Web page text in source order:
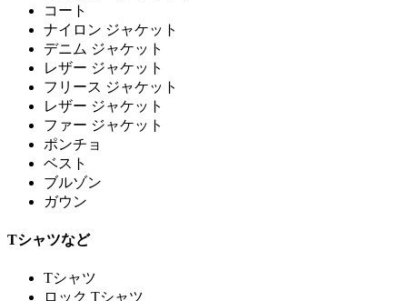
コート
ナイロン ジャケット
デニム ジャケット
レザー ジャケット
フリース ジャケット
レザー ジャケット
ファー ジャケット
ポンチョ
ベスト
ブルゾン
ガウン
Tシャツなど
Tシャツ
ロック Tシャツ